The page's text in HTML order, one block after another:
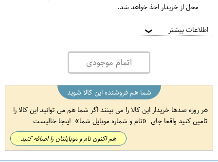
محل از خریدار اخذ خواهد شد.
اطلاعات بیشتر ❯
اتمام موجودی
شما هم فروشنده این کالا شوید
هر روزه صدها خریدار این کالا را می بینند اگر شما هم می توانید این کالا را
تامین کنید واقعا جای
نام و شماره موبایل شما اینجا خالیست
هم اکنون نام و موبایلتان را اضافه کنید